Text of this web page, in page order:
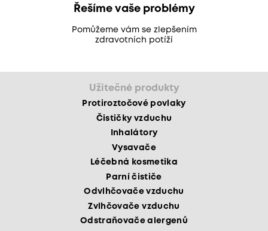
Řešíme vaše problémy
Pomůžeme vám se zlepšením
zdravotních potíží
Užitečné produkty
Protiroztočové povlaky
Čističky vzduchu
Inhalátory
Vysavače
Léčebná kosmetika
Parní čističe
Odvlhčovače vzduchu
Zvlhčovače vzduchu
Odstraňovače alergenů